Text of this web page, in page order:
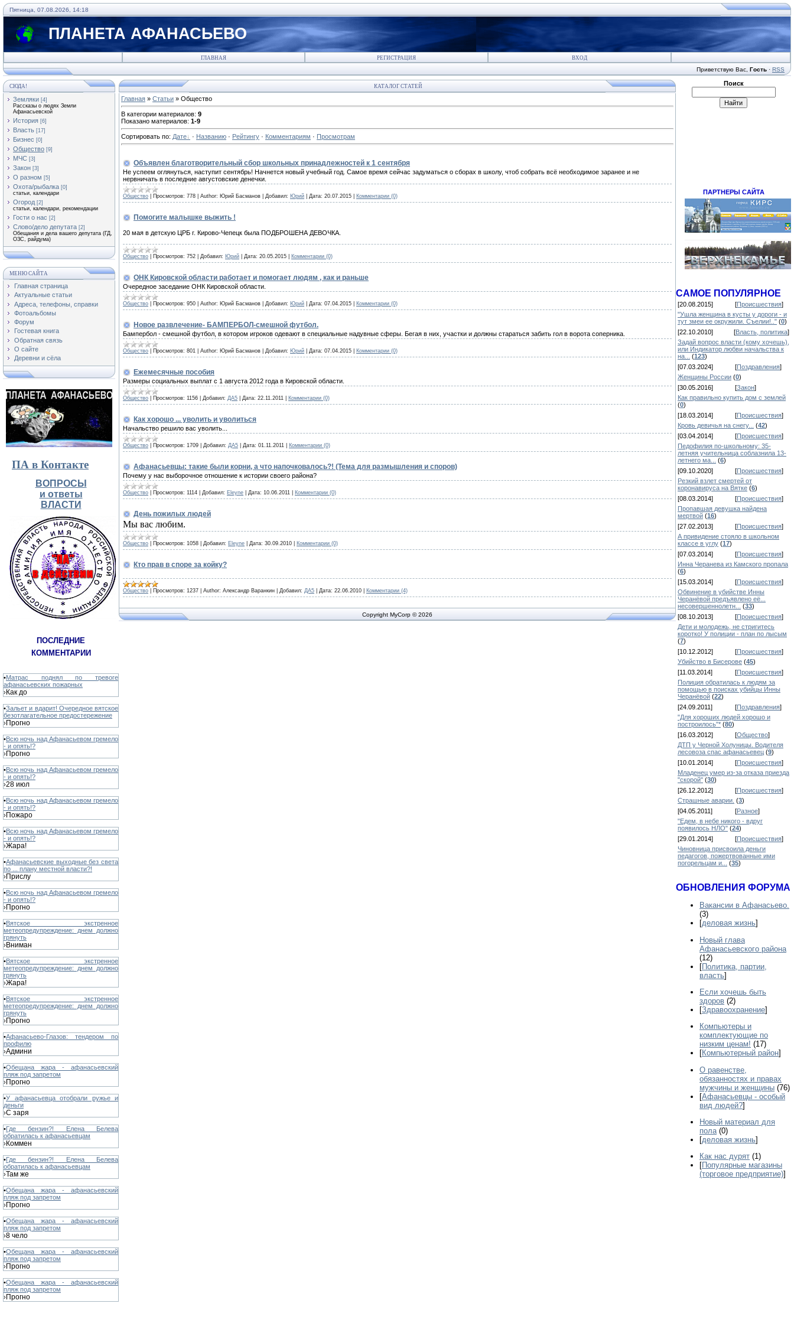
Пятница, 07.08.2026, 14:18
ПЛАНЕТА АФАНАСЬЕВО
ГЛАВНАЯ РЕГИСТРАЦИЯ ВХОД
Приветствую Вас Гость · RSS
СЮДА!
Земляки [4]
Рассказы о людях Земли
Афанасьевской
История [6]
Власть [17]
Бизнес [0]
Общество [9]
МЧС [3]
Закон [3]
О разном [5]
Охота/рыбалка [0]
статьи, календари
Огород [2]
статьи, календари, рекомендации
Гости о нас [2]
Слово/дело депутата [2]
Обещания и дела вашего депутата (ГД,
ОЗС, райдума)
МЕНЮ САЙТА
Главная страница
Актуальные статьи
Адреса, телефоны, справки
Фотоальбомы
Форум
Гостевая книга
Обратная связь
О сайте
Деревни и сёла
ПА в Контакте
ВОПРОСЫ
и ответы
ВЛАСТИ
ПОСЛЕДНИЕ
КОММЕНТАРИИ
•Матрас поднял по тревоге
афанасьевских пожарных
›Как до
•Зальет и вдарит! Очередное вятское
безотлагательное предостережение
›Прогно
•Всю ночь над Афанасьевом гремело
- и опять!?
›Прогно
•Всю ночь над Афанасьевом гремело
- и опять!?
›28 июл
•Всю ночь над Афанасьевом гремело
- и опять!?
›Пожаро
•Всю ночь над Афанасьевом гремело
- и опять!?
›Жара!
•Афанасьевские выходные без света
по ... плану местной власти?!
›Прислу
•Всю ночь над Афанасьевом гремело
- и опять!?
›Прогно
•Вятское экстренное
метеопредупреждение: днем должно
грянуть
›Вниман
•Вятское экстренное
метеопредупреждение: днем должно
грянуть
›Жара!
•Вятское экстренное
метеопредупреждение: днем должно
грянуть
›Прогно
•Афанасьево-Глазов: тендером по
профилю
›Админи
•Обещана жара - афанасьевский
пляж под запретом
›Прогно
•У афанасьевца отобрали ружье и
деньги
›С заря
•Где бензин?! Елена Белева
обратилась к афанасьевцам
›Коммен
•Где бензин?! Елена Белева
обратилась к афанасьевцам
›Там же
•Обещана жара - афанасьевский
пляж под запретом
›Прогно
•Обещана жара - афанасьевский
пляж под запретом
›8 чело
•Обещана жара - афанасьевский
пляж под запретом
›Прогно
•Обещана жара - афанасьевский
пляж под запретом
›Прогно
КАТАЛОГ СТАТЕЙ
Главная » Статьи » Общество
В категории материалов: 9
Показано материалов: 1-9
Сортировать по: Дате · Названию · Рейтингу · Комментариям · Просмотрам
Объявлен благотворительный сбор школьных принадлежностей к 1 сентября
Не успеем оглянуться, наступит сентябрь! Начнется новый учебный год. Самое время сейчас задуматься о сборах в школу, чтоб собрать всё необходимое заранее и не
нервничать в последние августовские денечки.
Общество Просмотров: 778 Author: Юрий Басманов Добавил: Юрий Дата: 20.07.2015 Комментарии (0)
Помогите малышке выжить !
20 мая в детскую ЦРБ г. Кирово-Чепецк была ПОДБРОШЕНА ДЕВОЧКА.
Общество Просмотров: 752 Добавил: Юрий Дата: 20.05.2015 Комментарии (0)
ОНК Кировской области работает и помогает людям , как и раньше
Очередное заседание ОНК Кировской области.
Общество Просмотров: 950 Author: Юрий Басманов Добавил: Юрий Дата: 07.04.2015 Комментарии (0)
Новое развлечение- БАМПЕРБОЛ-смешной футбол.
Бампербол - смешной футбол, в котором игроков одевают в специальные надувные сферы. Бегая в них, участки и должны стараться забить гол в ворота соперника.
Общество Просмотров: 801 Author: Юрий Басманов Добавил: Юрий Дата: 07.04.2015 Комментарии (0)
Ежемесячные пособия
Размеры социальных выплат с 1 августа 2012 года в Кировской области.
Общество Просмотров: 1156 Добавил: ДА5 Дата: 22.11.2011 Комментарии (0)
Как хорошо ... уволить и уволиться
Начальство решило вас уволить...
Общество Просмотров: 1709 Добавил: ДА5 Дата: 01.11.2011 Комментарии (0)
Афанасьевцы: такие были корни, а что напочковалось?! (Тема для размышления и споров)
Почему у нас выборочное отношение к истории своего района?
Общество Просмотров: 1114 Добавил: Eleyne Дата: 10.06.2011 Комментарии (0)
День пожилых людей
Мы вас любим.
Общество Просмотров: 1058 Добавил: Eleyne Дата: 30.09.2010 Комментарии (0)
Кто прав в споре за койку?
Общество Просмотров: 1237 Author: Александр Варанкин Добавил: ДА5 Дата: 22.06.2010 Комментарии (4)
Copyright MyCorp © 2026
Поиск
ПАРТНЕРЫ САЙТА
САМОЕ ПОПУЛЯРНОЕ
[20.08.2015] [Происшествия]
"Ушла женщина в кусты у дороги - и
тут змеи ее окружили. Съелии!.." (0)
[22.10.2010]
[Власть, политика]
Задай вопрос власти (кому хочешь),
или Индикатор любви начальства к
на...
(123)
[07.03.2024]
[Поздравления]
Женщины России (0)
[30.05.2016]
[Закон]
Как правильно купить дом с землей
(0)
[18.03.2014]
[Происшествия]
Кровь девичья на снегу...
(42)
[03.04.2014]
[Происшествия]
Педофилия по-школьному: 35-
летняя учительница соблазнила 13-
летнего ма...
(6)
[09.10.2020]
[Происшествия]
Резкий взлет смертей от
коронавируса на Вятке (6)
[08.03.2014]
[Происшествия]
Пропавшая девушка найдена
мертвой (16)
[27.02.2013]
[Происшествия]
А привидение стояло в школьном
классе в углу (17)
[07.03.2014]
[Происшествия]
Инна Черанева из Камского пропала
(6)
[15.03.2014]
[Происшествия]
Обвинение в убийстве Инны
Черанёвой предъявлено её...
несовершеннолетн...
(33)
[08.10.2013]
[Происшествия]
Дети и молодежь, не стригитесь
коротко! У полиции - план по лысым
(7)
[10.12.2012]
[Происшествия]
Убийство в Бисерове (45)
[11.03.2014]
[Происшествия]
Полиция обратилась к людям за
помощью в поисках убийцы Инны
Черанёвой (22)
[24.09.2011]
[Поздравления]
"Для хороших людей хорошо и
построилось"* (80)
[16.03.2012]
[Общество]
ДТП у Черной Холуницы. Водителя
лесовоза спас афанасьевец (9)
[10.01.2014]
[Происшествия]
Младенец умер из-за отказа приезда
"скорой" (30)
[26.12.2012]
[Происшествия]
Страшные аварии. (3)
[04.05.2011]
[Разное]
"Едем, в небе никого - вдруг
появилось НЛО" (24)
[29.01.2014]
[Происшествия]
Чиновница присвоила деньги
педагогов, пожертвованные ими
погорельцам и...
(35)
ОБНОВЛЕНИЯ ФОРУМА
Вакансии в Афанасьево.
(3)
[деловая жизнь]
Новый глава
Афанасьевского района
(12)
[Политика, партии,
власть]
Если хочешь быть
здоров (2)
[Здравоохранение]
Компьютеры и
комплектующие по
низким ценам! (17)
[Компьютерный район]
О равенстве,
обязанностях и правах
мужчины и женщины (76)
[Афанасьевцы - особый
вид людей?]
Новый материал для
пола (0)
[деловая жизнь]
Как нас дурят (1)
[Популярные магазины
(торговое предприятие)]